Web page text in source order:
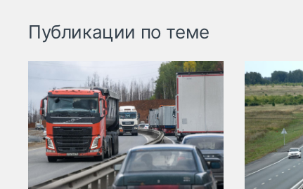
Публикации по теме